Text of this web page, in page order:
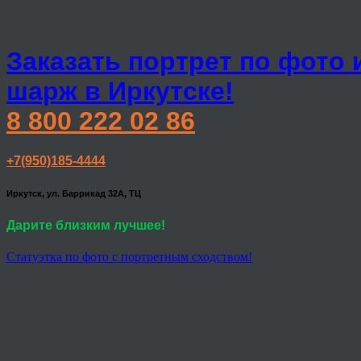
Заказать портрет по фото
шарж в Иркутске!
8 800 222 02 86
+7(950)185-4444
Иркутск, ул. Баррикад 32А, ТЦ
Дарите близким лучшее!
Статуэтка по фото с портретным сходством!